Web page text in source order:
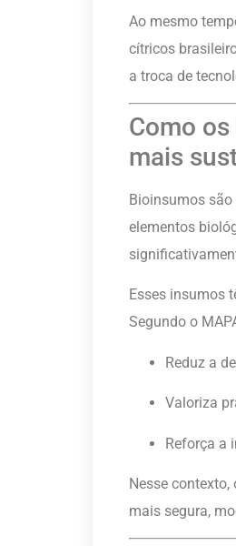
Ao mesmo
cítricos
a troca de
Como
mais
Bioinsumos
elementos
Esses insumos
Segundo o
Reduz a
Valoriza
Reforça a
Nesse
mais segura,